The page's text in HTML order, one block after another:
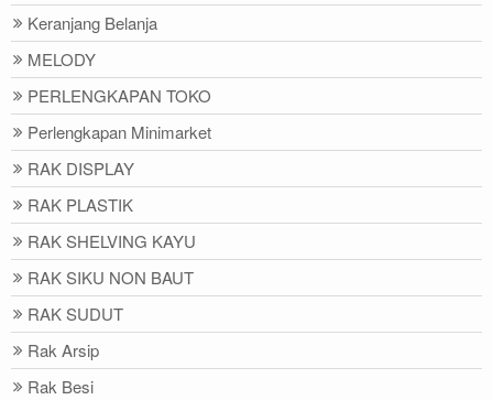
Keranjang Belanja
MELODY
PERLENGKAPAN TOKO
Perlengkapan Minimarket
RAK DISPLAY
RAK PLASTIK
RAK SHELVING KAYU
RAK SIKU NON BAUT
RAK SUDUT
Rak Arsip
Rak Besi